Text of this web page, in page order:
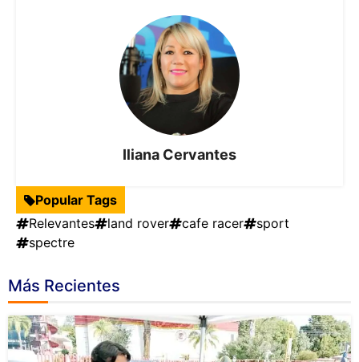
Iliana Cervantes
Popular Tags
Relevantes
land rover cafe racer
sport
spectre
Más Recientes